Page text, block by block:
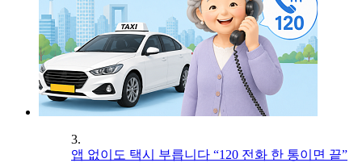
3.
앱 없이도 택시 부릅니다 “120 전화 한 통이면 끝”